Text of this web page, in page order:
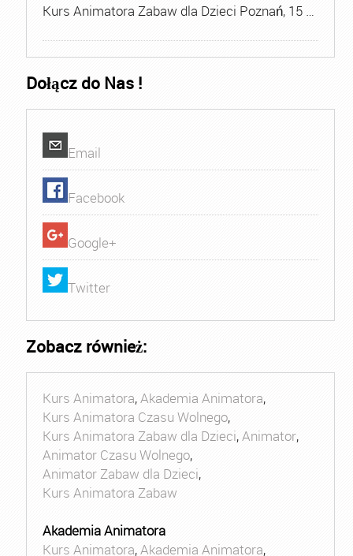
Kurs Animatora Zabaw dla Dzieci Poznań, 15 …
Dołącz do Nas !
Email
Facebook
Google+
Twitter
Zobacz również:
Kurs Animatora,Akademia Animatora,
Kurs Animatora Czasu Wolnego,
Kurs Animatora Zabaw dla Dzieci,Animator,
Animator Czasu Wolnego,
Animator Zabaw dla Dzieci,
Kurs Animatora Zabaw
Akademia Animatora
Kurs Animatora,Akademia Animatora,